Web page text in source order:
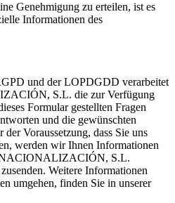
Genehmigung zu erteilen, ist es
Informationen des
und der LOPDGDD verarbeitet
S.L. die zur Verfügung
Formular gestellten Fragen
und die gewünschten
Voraussetzung, dass Sie uns
werden wir Ihnen Informationen
S.L.
Weitere Informationen
umgehen, finden Sie in unserer